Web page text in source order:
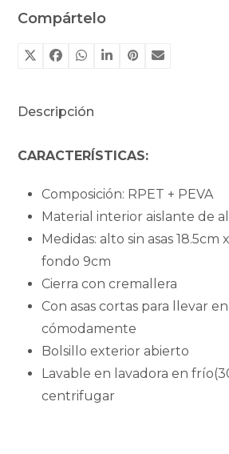
merienda
Tutete
birds
Compártelo
Descripción
CARACTERÍSTICAS:
Composición: RPET + PEVA
Material interior aislante de
Medidas: alto sin asas 18.5cm
fondo 9cm
Cierra con cremallera
Con asas cortas para llevar
cómodamente
Bolsillo exterior abierto
Lavable en lavadora en
centrifugar